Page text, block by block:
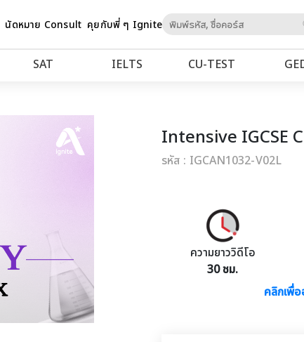
นัดหมาย Consult คุยกับพี่ ๆ Igniteto
SAT IELTS CU‑TEST
Intensive IGCSE
รหัส : IGCAN1032-V02L
ความยาววิดีโอ
30 ชม.
คลิกเพื่อ